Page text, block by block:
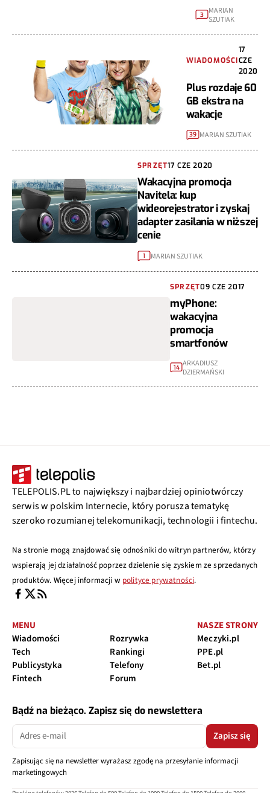
3 MARIAN
SZUTIAK
WIADOMOŚCI
17
CZE
2020
Plus rozdaje 60
GB ekstra na
wakacje
39 MARIAN SZUTIAK
SPRZĘT17 CZE 2020
Wakacyjna promocja
Navitela: kup
wideorejestrator i zyskaj
adapter zasilania w niższej
cenie
1 MARIAN SZUTIAK
SPRZĘT09 CZE 2017
myPhone:
wakacyjna
promocja
smartfonów
14 ARKADIUSZ
DZIERMAŃSKI
TELEPOLIS.PL to największy i najbardziej opiniotwórczy
serwis w polskim Internecie, który porusza tematykę
szeroko rozumianej telekomunikacji, technologii i fintechu.
Na stronie mogą znajdować się odnośniki do witryn partnerów, którzy
wspierają jej działalność poprzez dzielenie się zyskiem ze sprzedanych
produktów. Więcej informacji w polityce prywatności.
MENU
Wiadomości
Tech
Publicystyka
Fintech
Rozrywka
Rankingi
Telefony
Forum
NASZE STRONY
Meczyki.pl
PPE.pl
Bet.pl
Bądź na bieżąco. Zapisz się do newslettera
Zapisz się
Zapisując się na newsletter wyrażasz zgodę na przesyłanie informacji
marketingowych